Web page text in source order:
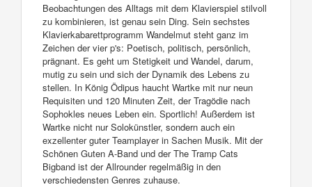
Beobachtungen des Alltags mit dem Klavierspiel stilvoll
zu kombinieren, ist genau sein Ding. Sein sechstes
Klavierkabarettprogramm Wandelmut steht ganz im
Zeichen der vier p's: Poetisch, politisch, persönlich,
prägnant. Es geht um Stetigkeit und Wandel, darum,
mutig zu sein und sich der Dynamik des Lebens zu
stellen. In König Ödipus haucht Wartke mit nur neun
Requisiten und 120 Minuten Zeit, der Tragödie nach
Sophokles neues Leben ein. Sportlich! Außerdem ist
Wartke nicht nur Solokünstler, sondern auch ein
exzellenter guter Teamplayer in Sachen Musik. Mit der
Schönen Guten A-Band und der The Tramp Cats
Bigband ist der Allrounder regelmäßig in den
verschiedensten Genres zuhause.